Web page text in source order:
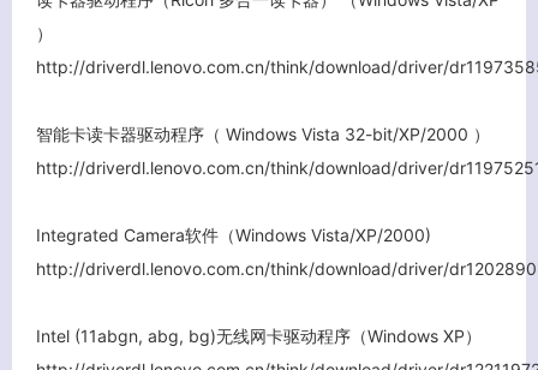
）
http://driverdl.lenovo.com.cn/think/download/driver/
智能卡读卡器驱动程序（ Windows Vista 32-bit/XP/2000 ）
http://driverdl.lenovo.com.cn/think/download/driver/
Integrated Camera软件（Windows Vista/XP/2000)
http://driverdl.lenovo.com.cn/think/download/driver/
Intel (11abgn, abg, bg)无线网卡驱动程序（Windows XP）